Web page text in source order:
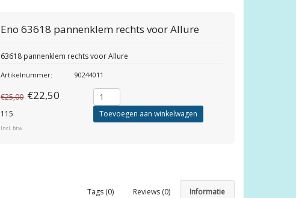
Eno 63618 pannenklem rechts voor Allure
63618 pannenklem rechts voor Allure
Artikelnummer: 90244011
€25,00 €22,50
115
Incl. btw
Toevoegen aan winkelwagen
Informatie
Reviews (0)
Tags (0)